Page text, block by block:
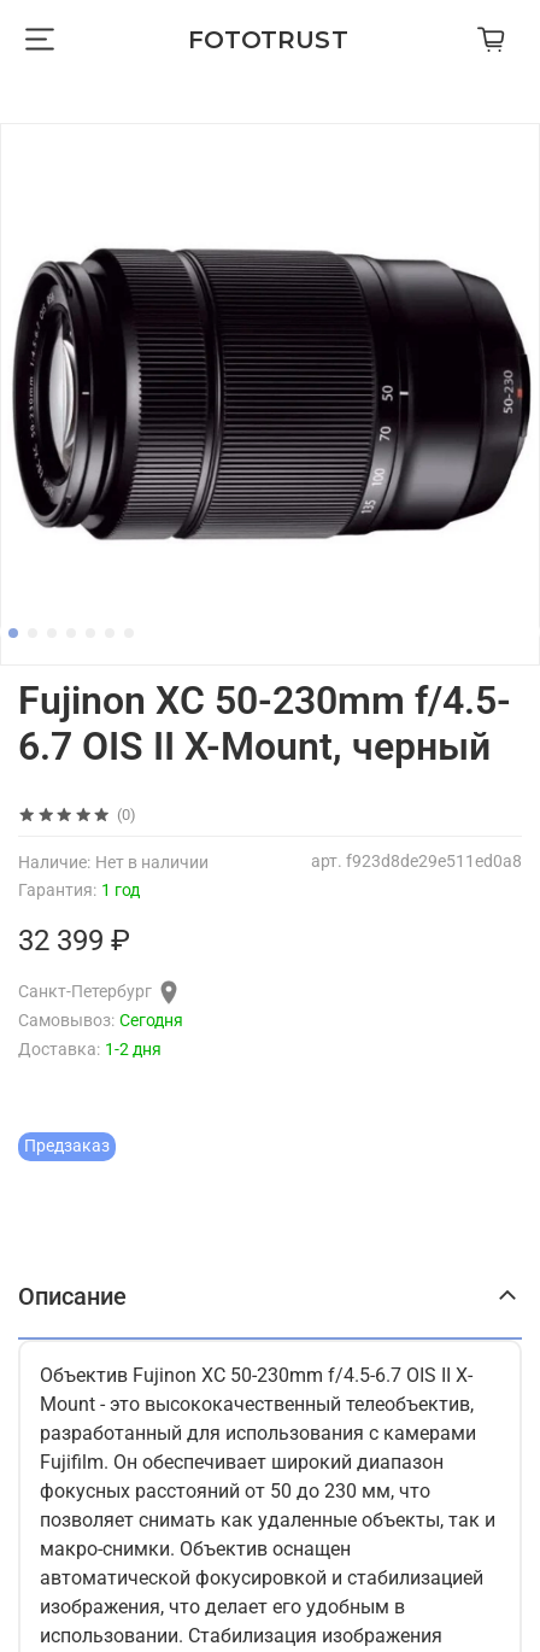
FOTOTRUST
(0)
арт. f923d8de29e511ed0a8
Наличие: Нет в наличии
Гарантия: 1 год
Предзаказ
Fujinon XC 50-230mm f/4.5-
6.7 OIS II X-Mount, черный
32 399 ₽
Санкт-Петербург
Самовывоз: Сегодня
Доставка: 1-2 дня
Описание
Объектив Fujinon XC 50-230mm f/4.5-6.7 OIS II X-
Mount - это высококачественный телеобъектив,
разработанный для использования с камерами
Fujifilm. Он обеспечивает широкий диапазон
фокусных расстояний от 50 до 230 мм, что
позволяет снимать как удаленные объекты, так и
макро-снимки. Объектив оснащен
автоматической фокусировкой и стабилизацией
изображения, что делает его удобным в
использовании. Стабилизация изображения